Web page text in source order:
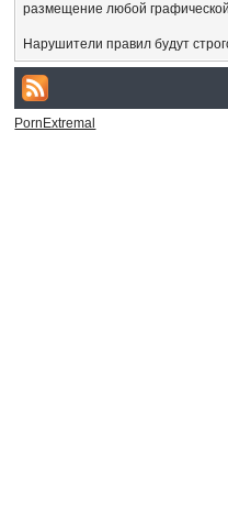
размещение любой
Нарушители правил будут
PornExtremal